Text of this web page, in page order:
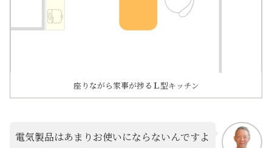
座りながら家事が捗るＬ型キッチン
電気製品はあまりお使いにならないんですよ